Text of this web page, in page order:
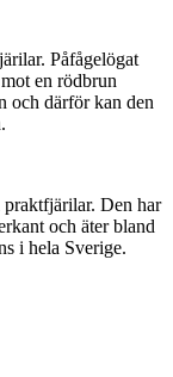
Påfågelögat
en rödbrun
och därför kan den
Den har
och äter bland
i hela Sverige.